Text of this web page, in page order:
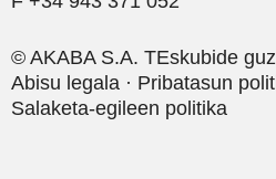
© AKABA S.A. TEskubide
Abisu legala · Pribatasun
Salaketa-egileen politika